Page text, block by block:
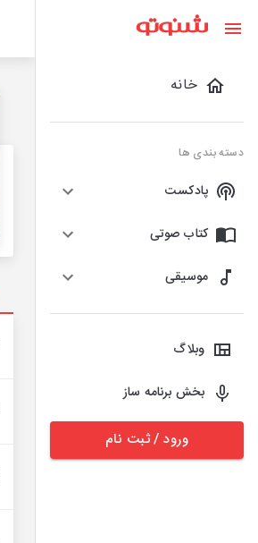
خانه
دسته بندی ها
پادکست
کتاب صوتی
موسیقی
وبلاگ
بخش برنامه ساز
ورود / ثبت نام